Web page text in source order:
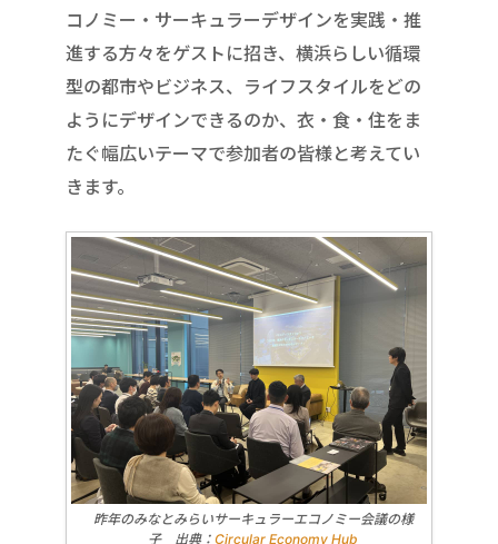
コノミー・サーキュラーデザインを実践・推
進する方々をゲストに招き、横浜らしい循環
型の都市やビジネス、ライフスタイルをどの
ようにデザインできるのか、衣・食・住をま
たぐ幅広いテーマで参加者の皆様と考えてい
きます。
昨年のみなとみらいサーキュラーエコノミー会議の様
子 出典： Circular Economy Hub